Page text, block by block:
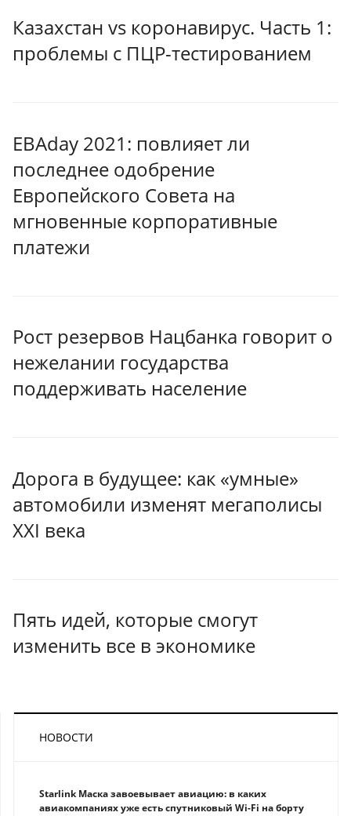
Казахстан vs коронавирус. Часть 1:
проблемы с ПЦР-тестированием
EBAday 2021: повлияет ли
последнее одобрение
Европейского Совета на
мгновенные корпоративные
платежи
Рост резервов Нацбанка говорит о
нежелании государства
поддерживать население
Дорога в будущее: как «умные»
автомобили изменят мегаполисы
XXI века
Пять идей, которые смогут
изменить все в экономике
НОВОСТИ
Starlink Маска завоевывает авиацию: в каких
авиакомпаниях уже есть спутниковый Wi-Fi на борту